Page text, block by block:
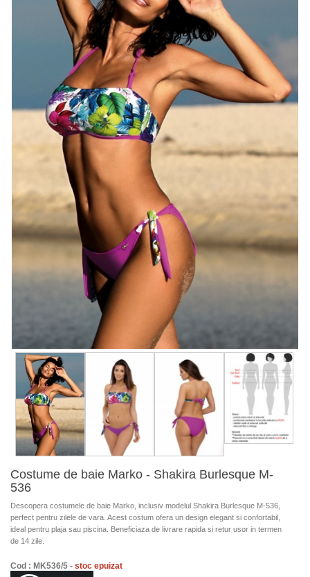
Costume de baie Marko - Shakira Burlesque M-
536
Descopera costumele de baie Marko, inclusiv modelul Shakira Burlesque M-536,
perfect pentru zilele de vara. Acest costum ofera un design elegant si confortabil,
ideal pentru plaja sau piscina. Beneficiaza de livrare rapida si retur usor in termen
de 14 zile.
Cod : MK536/5 - stoc epuizat